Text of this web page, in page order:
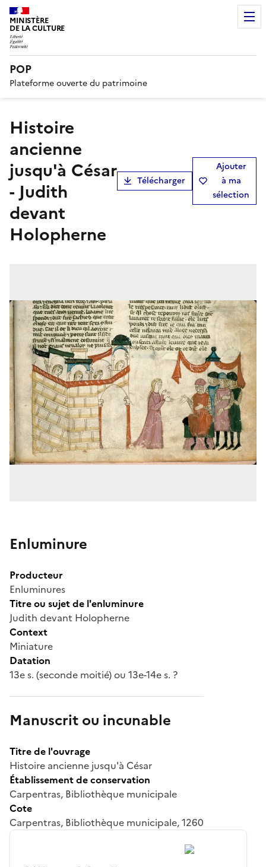
MINISTÈRE
DE LA CULTURE
POP
Plateforme ouverte du patrimoine
Histoire
ancienne
jusqu'à César
- Judith
devant
Holopherne
Télécharger
Ajouter
à ma
sélection
Enluminure
Producteur
Enluminures
Titre ou sujet de l'enluminure
Judith devant Holopherne
Context
Miniature
Datation
13e s. (seconde moitié) ou 13e-14e s. ?
Manuscrit ou incunable
Titre de l'ouvrage
Histoire ancienne jusqu'à César
Établissement de conservation
Carpentras, Bibliothèque municipale
Cote
Carpentras, Bibliothèque municipale, 1260